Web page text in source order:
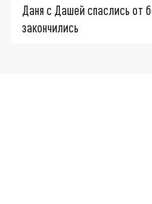
Даня с Дашей спаслись от
закончились